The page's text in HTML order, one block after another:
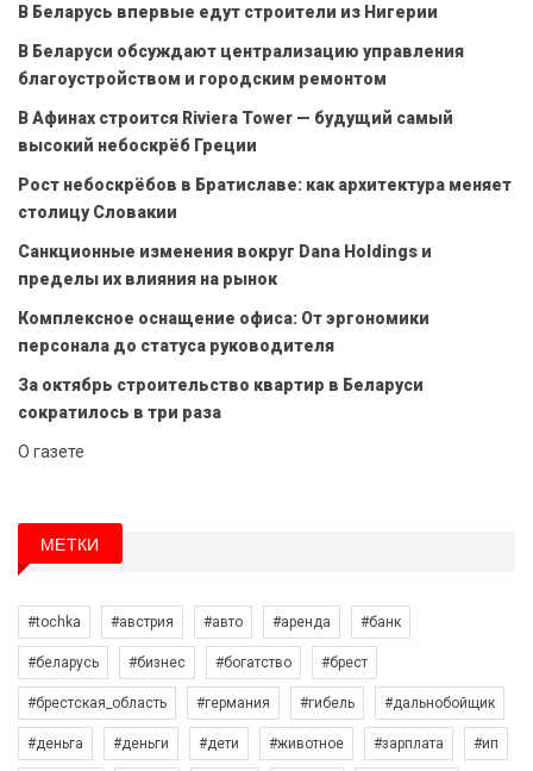
В Беларусь впервые едут строители из Нигерии
В Беларуси обсуждают централизацию управления
благоустройством и городским ремонтом
В Афинах строится Riviera Tower — будущий самый
высокий небоскрёб Греции
Рост небоскрёбов в Братиславе: как архитектура меняет
столицу Словакии
Санкционные изменения вокруг Dana Holdings и
пределы их влияния на рынок
Комплексное оснащение офиса: От эргономики
персонала до статуса руководителя
За октябрь строительство квартир в Беларуси
сократилось в три раза
О газете
МЕТКИ
#tochka #австрия #авто #аренда #банк
#беларусь #бизнес #богатство #брест
#брестская_область #германия #гибель #дальнобойщик
#деньга #деньги #дети #животное #зарплата #ип